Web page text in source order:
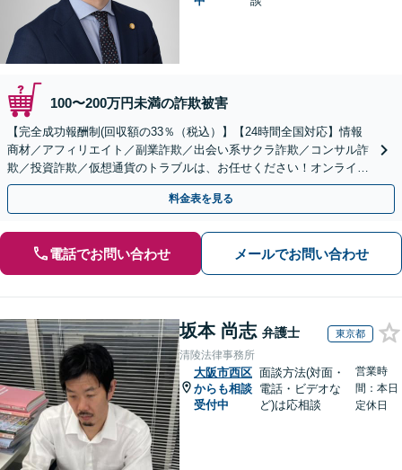
100〜200万円未満の詐欺被害
【完全成功報酬制(回収額の33％（税込）】【24時間全国対応】情報
商材／アフィリエイト／副業詐欺／出会い系サクラ詐欺／コンサル詐
欺／投資詐欺／仮想通貨のトラブルは、お任せください！オンライン
のみで解決も可能！
料金表を見る
電話でお問い合わせ メールでお問い合わせ
坂本 尚志 弁護士 東京都
清陵法律事務所
大阪市西区
からも相談
受付中
面談方法(対面・
電話・ビデオな
ど)は応相談
営業時
間：本日
定休日